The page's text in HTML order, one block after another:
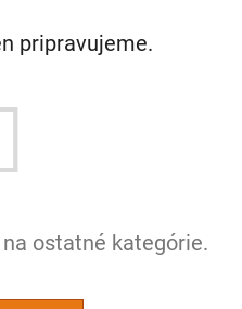
pripravujeme.
ostatné kategórie.